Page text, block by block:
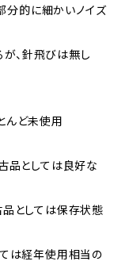
的に細かいノイズ
、針飛びは無し
んど未使用
品としては良好な
としては保存状態
は経年使用相当の